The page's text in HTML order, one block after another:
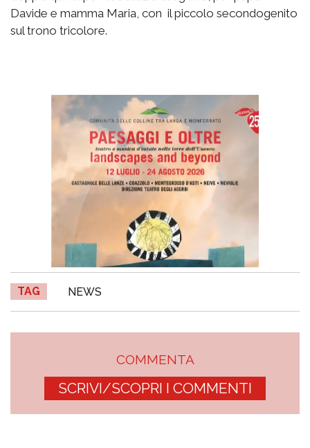
Davide e mamma Maria, con il piccolo secondogenito
sul trono tricolore.
TAG NEWS
COMMENTA
SCRIVI/SCOPRI I COMMENTI